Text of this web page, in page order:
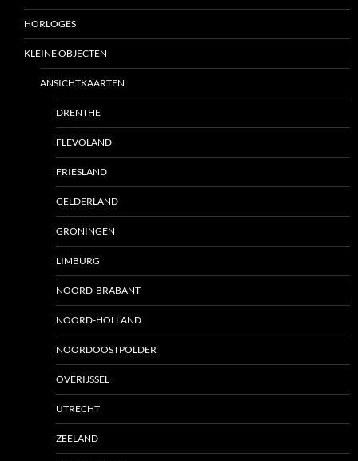
HORLOGES
KLEINE OBJECTEN
ANSICHTKAARTEN
DRENTHE
FLEVOLAND
FRIESLAND
GELDERLAND
GRONINGEN
LIMBURG
NOORD-BRABANT
NOORD-HOLLAND
NOORDOOSTPOLDER
OVERIJSSEL
UTRECHT
ZEELAND